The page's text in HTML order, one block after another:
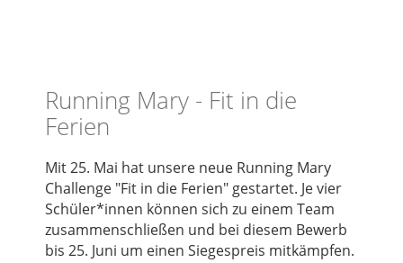
Running Mary - Fit in die
Ferien
Mit 25. Mai hat unsere neue Running Mary
Challenge "Fit in die Ferien" gestartet. Je vier
Schüler*innen können sich zu einem Team
zusammenschließen und bei diesem Bewerb
bis 25. Juni um einen Siegespreis mitkämpfen.